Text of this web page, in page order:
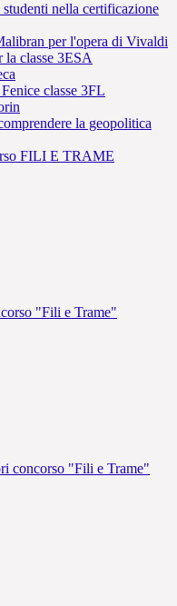
nella certificazione
per l'opera di Vivaldi
classe 3ESA
classe 3FL
la geopolitica
FILI E TRAME
"Fili e Trame"
concorso "Fili e Trame"